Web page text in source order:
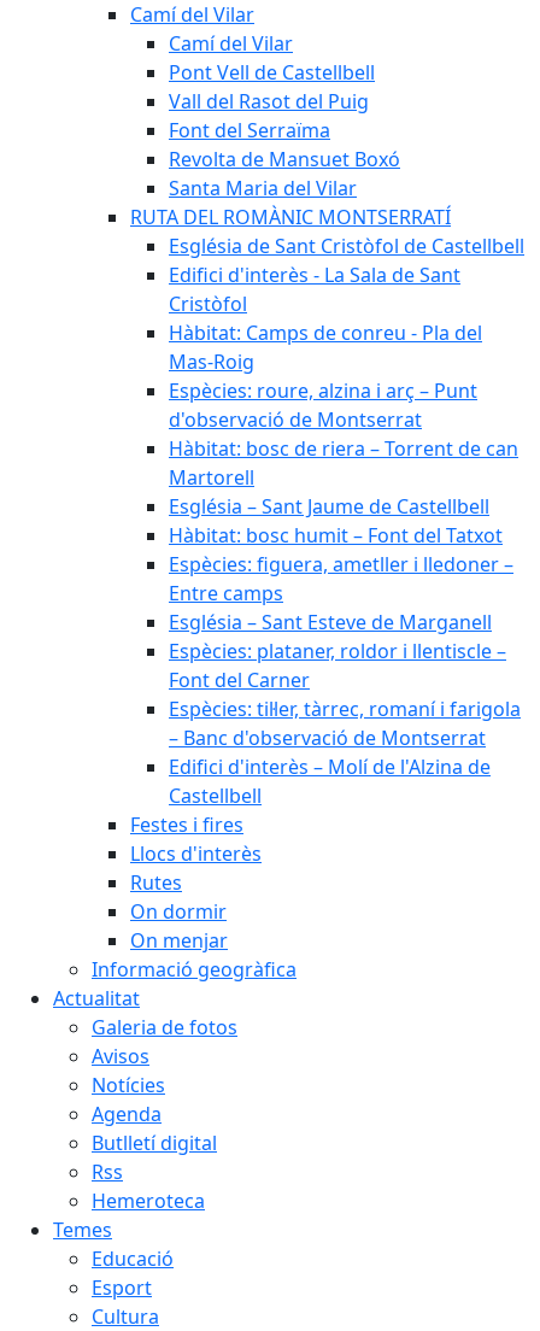
Camí del Vilar
Camí del Vilar
Pont Vell de Castellbell
Vall del Rasot del Puig
Font del Serraïma
Revolta de Mansuet Boxó
Santa Maria del Vilar
RUTA DEL ROMÀNIC MONTSERRATÍ
Església de Sant Cristòfol de Castellbell
Edifici d'interès - La Sala de Sant
Cristòfol
Hàbitat: Camps de conreu - Pla del
Mas-Roig
Espècies: roure, alzina i arç – Punt
d'observació de Montserrat
Hàbitat: bosc de riera – Torrent de can
Martorell
Església – Sant Jaume de Castellbell
Hàbitat: bosc humit – Font del Tatxot
Espècies: figuera, ametller i lledoner –
Entre camps
Església – Sant Esteve de Marganell
Espècies: plataner, roldor i llentiscle –
Font del Carner
Espècies: til·ler, tàrrec, romaní i farigola
– Banc d'observació de Montserrat
Edifici d'interès – Molí de l'Alzina de
Castellbell
Festes i fires
Llocs d'interès
Rutes
On dormir
On menjar
Informació geogràfica
Actualitat
Galeria de fotos
Avisos
Notícies
Agenda
Butlletí digital
Rss
Hemeroteca
Temes
Educació
Esport
Cultura